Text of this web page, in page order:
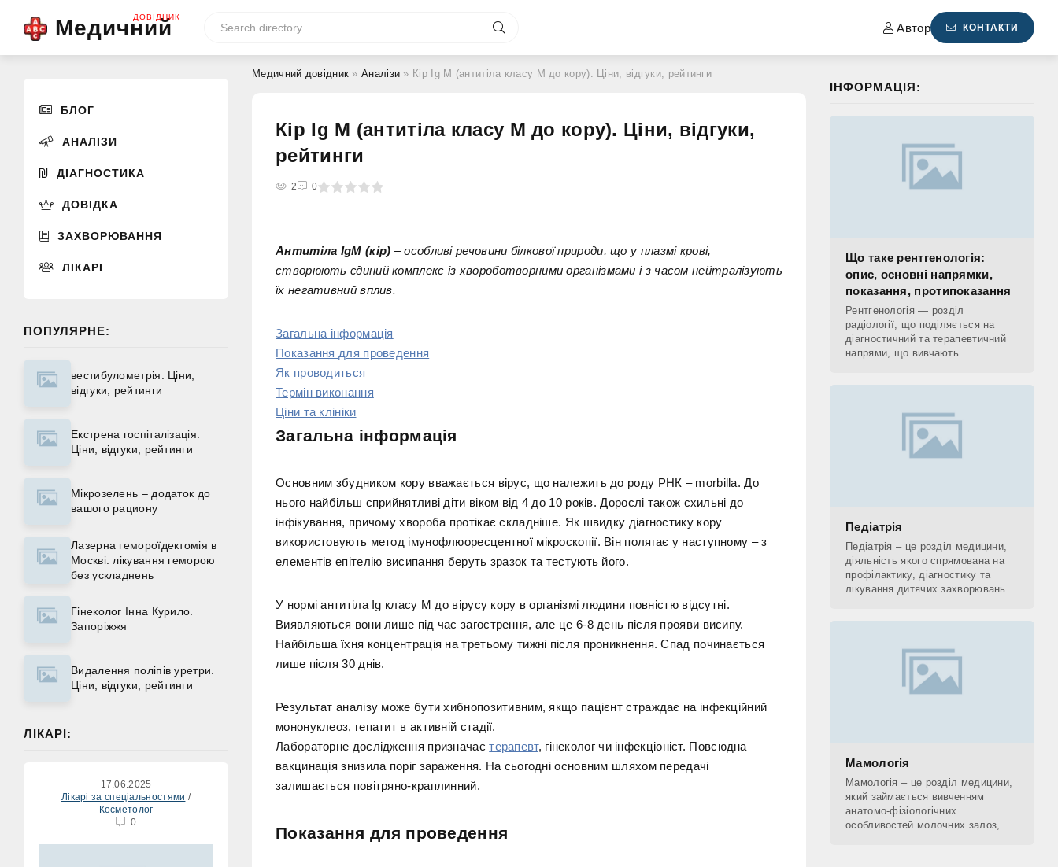
Медичний
ДОВІДНИК
Автор КОНТАКТИ
БЛОГ
АНАЛІЗИ
ДІАГНОСТИКА
ДОВІДКА
ЗАХВОРЮВАННЯ
ЛІКАРІ
ПОПУЛЯРНЕ:
вестибулометрія. Ціни,
відгуки, рейтинги
Екстрена госпіталізація.
Ціни, відгуки, рейтинги
Мікрозелень – додаток до
вашого рациону
Лазерна гемороїдектомія в
Москві: лікування геморою
без ускладнень
Гінеколог Інна Курило.
Запоріжжя
Видалення поліпів уретри.
Ціни, відгуки, рейтинги
ЛІКАРІ:
17.06.2025
Лікарі за спеціальностями /
Косметолог
0
Медичний довідник »Аналізи » Кір Ig М (антитіла класу М до кору). Ціни, відгуки, рейтинги
Кір Ig М (антитіла класу М до кору). Ціни, відгуки,
рейтинги
2 0
4 5
Антитіла IgM (кір) – особливі речовини білкової природи, що у плазмі крові,
створюють єдиний комплекс із хвороботворними організмами і з часом нейтралізують
їх негативний вплив.
Загальна інформація
Показання для проведення
Як проводиться
Термін виконання
Ціни та клініки
Загальна інформація
Основним збудником кору вважається вірус, що належить до роду РНК – morbilla. До
нього найбільш сприйнятливі діти віком від 4 до 10 років. Дорослі також схильні до
інфікування, причому хвороба протікає складніше. Як швидку діагностику кору
використовують метод імунофлюоресцентної мікроскопії. Він полягає у наступному – з
елементів епітелію висипання беруть зразок та тестують його.
У нормі антитіла Ig класу М до вірусу кору в організмі людини повністю відсутні.
Виявляються вони лише під час загострення, але це 6-8 день після прояви висипу.
Найбільша їхня концентрація на третьому тижні після проникнення. Спад починається
лише після 30 днів.
Результат аналізу може бути хибнопозитивним, якщо пацієнт страждає на інфекційний
мононуклеоз, гепатит в активній стадії.
Лабораторне дослідження призначаєтерапевт, гінеколог чи інфекціоніст. Повсюдна
вакцинація знизила поріг зараження. На сьогодні основним шляхом передачі
залишається повітряно-краплинний.
Показання для проведення
ІНФОРМАЦІЯ:
Що таке рентгенологія:
опис, основні напрямки,
показання, протипоказання
Рентгенологія — розділ
радіології, що поділяється на
діагностичний та терапевтичний
напрями, що вивчають
Педіатрія
Педіатрія – це розділ медицини,
діяльність якого спрямована на
профілактику, діагностику та
лікування дитячих захворювань, а
Мамологія
Мамологія – це розділ медицини,
який займається вивченням
анатомо-фізіологічних
особливостей молочних залоз,